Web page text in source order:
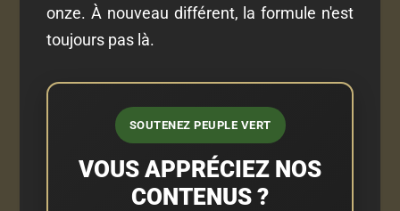
onze. À nouveau différent, la formule n'est
toujours pas là.
SOUTENEZ PEUPLE VERT
VOUS APPRÉCIEZ NOS
CONTENUS ?